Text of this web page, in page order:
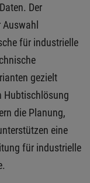
Der
Auswahl
für industrielle
gezielt
Hubtischlösung
die Planung,
eine
für industrielle